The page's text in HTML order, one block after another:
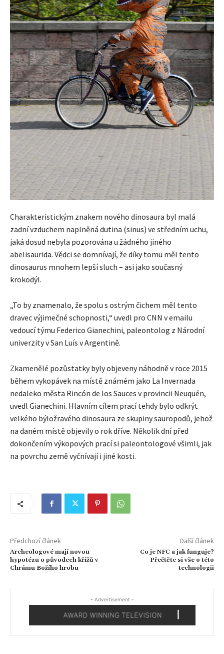
Charakteristickým znakem nového dinosaura byl malá
zadní vzduchem naplněná dutina (sinus) ve středním uchu,
jaká dosud nebyla pozorována u žádného jiného
abelisaurida. Vědci se domnívají, že díky tomu měl tento
dinosaurus mnohem lepší sluch – asi jako současný
krokodýl.
„To by znamenalo, že spolu s ostrým čichem měl tento
dravec výjimečné schopnosti,“ uvedl pro CNN v emailu
vedoucí týmu Federico Gianechini, paleontolog z Národní
univerzity v San Luís v Argentině.
Zkamenělé pozůstatky byly objeveny náhodně v roce 2015
během vykopávek na místě známém jako La Invernada
nedaleko města Rincón de los Sauces v provincii Neuquén,
uvedl Gianechini. Hlavním cílem prací tehdy bylo odkrýt
velkého býložravého dinosaura ze skupiny sauropodů, jehož
na daném místě objevily o rok dříve. Několik dní před
dokončením výkopových prací si paleontologové všimli, jak
na povrchu země vyčnívají i jiné kosti.
Předchozí článek
Archeologové mají novou
hypotézu o původech křížů v
Chrámu Božího hrobu
Další článek
Co je NFC a jak funguje?
Přečtěte si vše o této
technologii
- Advertisement -